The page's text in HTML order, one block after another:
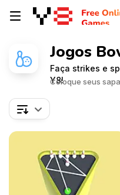
Jogos
Faça strikes e
Y8!
Coloque seus